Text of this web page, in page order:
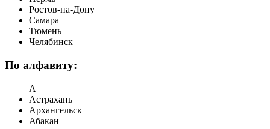
Ростов-на-Дону
Самара
Тюмень
Челябинск
По алфавиту:
А
Астрахань
Архангельск
Абакан